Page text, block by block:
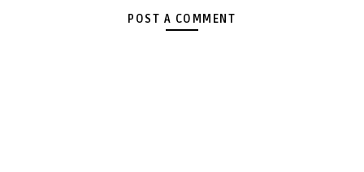
POST A COMMENT